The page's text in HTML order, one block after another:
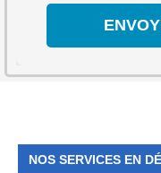
NOS SERVICES EN